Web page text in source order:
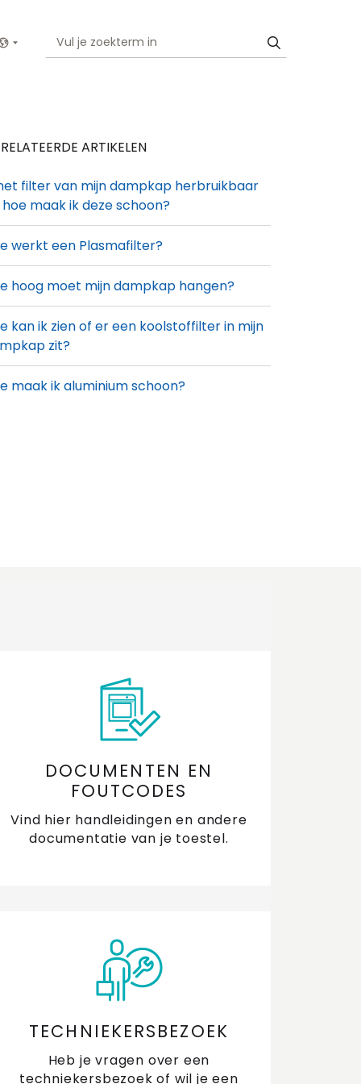
Show menu
ARTIKELEN
filter van mijn dampkap herbruikbaar
maak ik deze schoon?
werkt een Plasmafilter?
hoog moet mijn dampkap hangen?
kan ik zien of er een koolstoffilter in mijn
zit?
maak ik aluminium schoon?
ik de halogeenverlichting van mijn
vervangen voor LED-verlichting?
ik het front van mijn vlakscherm
vervangen?
vind ik een handleiding van mijn ETNA
vervang ik het filter van mijn
DOCUMENTEN EN
FOUTCODES
Vind hier handleidingen en andere
documentatie van je toestel.
TECHNIEKERSBEZOEK
Heb je vragen over een
techniekersbezoek of wil je een